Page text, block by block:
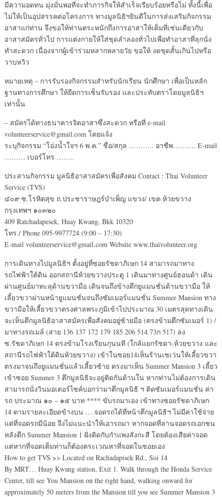
มีความอดทน มุ่งมั่นพอที่จะทำภารกิจให้สำเร็จเรียบร้อยหรือไม่ ทั้งนี้เพื่อ
ไม่ให้เป็นอุปสรรคต่อโครงการ ทางมูลนิธิฯยินดีในการส่งเสริมกิจกรรม
อาสาแก่ท่าน จึงขอให้ท่านตระหนักถึงการอาสาให้เต็มที่เช่นเดียวกับ
อาสาสมัครทั่วไป การแต่งกายให้ใส่ชุดลำลองทั่วไปเพื่อทำอาสาที่ลุกนั่ง
ทำสะดวก เนื่องจากผู้เข้าร่วมหลากหลายวัย ขอให้ งดชุดสั้นเกินไปหรือ
วาบหวิว
หมายเหตุ – การรับรองกิจกรรมสำหรับนักเรียน นักศึกษา เพื่อเป็นหลัก
ฐานทางการศึกษา ให้ยืดการเซ็นรับรอง และประทับตราโดยมูลนิธิฯ
เท่านั้น
– สมัครได้ทางธนาคารจิตอาสาซึ่งสะดวก หรือที่ e-mail
volunteerservice@gmail.com โดยแจ้ง
ระบุกิจกรรม “โอ่งน้ำใจฯ 6 พ.ค.” ชื่อ/สกุล ……….. อาชีพ………. E-mail
……… เบอร์โทร ……..
ประสานกิจกรรม มูลนิธิอาสาสมัครเพื่อสังคม Contact : Thai Volunteer
Service (TVS)
๔๐๙ ซ.โรหิตสุข ถ.ประชาราษฎร์บำเพ็ญ แขวง/ เขต ห้วยขวาง
กรุงเทพฯ ๑๐๓๒๐
409 Ratchadapesek, Huay Kwang, Bkk 10320
โทร./ Phone 095-9977724 (9:00 – 17:30)
E-mail volunteerservice@gmail.com Website www.thaivolunteer.org
การเดินทางไปมูลนิธิฯ ตั้งอยู่ที่ซอยรัชดาภิเษก 14 สามารถมาทาง
รถไฟฟ้าใต้ดิน ออกสถานีห้วยขวางประตู 1 เดินมาทางศูนย์ฮอนด้า เดิน
ผ่านศูนย์มาทะลุด้านขวามือ เดินจนถึงข้างตึกยูแมนชั่นด้านขวามือ ให้
เลี้ยวขวาผ่านหน้ายูแมนชั่นจนถึงซัมเมอร์แมนชั่น Summer Mansion ทาง
ขวามือให้เลี้ยวขวาตรงศาลพระภูมิเข้าไปประมาณ 30 เมตรสุดทางเดิน
จะเห็นตึกมูลนิธิอาสาสมัครเพื่อสังคมอยู่ซ้ายมือ (ตรงข้ามตึกซัมเมอร์ 1) /
มาทางรถเมล์ (สาย 136 137 172 179 185 206 514 73ก 517) ลง
ซ.รัชดาภิเษก 14 ตรงข้ามโรงเรียนกุนนที (ใกล้แยกรัชดา-ห้วยขวาง และ
สถานีรถไฟฟ้าใต้ดินห้วยขวาง) เข้าในซอย14เห็นร้านเซเว่นให้เลี้ยวขวา
ตรงมาจนถึงยูแมนชั่นแล้วเลี้ยวซ้าย ตรงมาเห็น Summer Mansion 3 เลี้ยว
เข้าซอย Summer 3 ตึกมูลนิธิจะอยู่ติดกันด้านใน หากท่านไม่ต้องการเดิน
สามารถนั่งวินมอเตอร์ไซค์บอกว่ามาตึกมูลนิธิ ฯ ติดซัมเมอร์แมนชั่น ค่า
รถ ประมาณ ๑๐ – ๑๕ บาท **** ขับรถมาเอง เข้าทางซอยรัชดาภิเษก
14 ตามรายละเอียดข้างบน ….จอดรถได้ที่หน้าตึกมูลนิธิฯ ไม่มีค่าใช้จ่าย
แต่ที่จอดรถมีน้อย จึงไม่แนะนำให้เอารถมา หากจอดที่ลานจอดรถเอกชน
หลังตึก Summer Mansion 1 ฝั่งติดกับกำแพงสังกะสี โดยต้องเสียค่าจอด
แต่หากที่จอดเต็มท่านก็ต้องตระเวณหาที่จอดในซอยเอง
How to get TVS >> Located on Rachadapisek Rd., Soi 14
By MRT… Huay Kwang station, Exit 1. Walk through the Honda Service
Center, till see You Mansion on the right hand, walking onward for
approximately 50 meters from the Mansion till you see Summer Mansion 3